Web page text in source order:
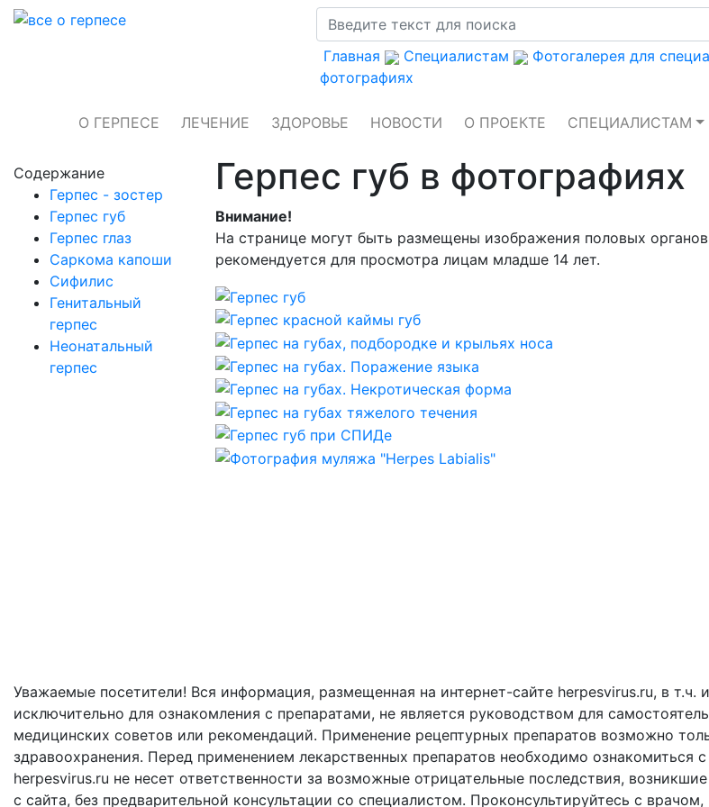
Главная Специалистам Фотогалерея для
фотографиях
О ГЕРПЕСЕ ЛЕЧЕНИЕ ЗДОРОВЬЕ НОВОСТИ О ПРОЕКТЕ СПЕЦИАЛИСТАМ
Герпес губ в фотографиях
Внимание!
На странице могут быть размещены изображения половых
рекомендуется для просмотра лицам младше 14 лет.
Содержание
Герпес - зостер
Герпес губ
Герпес глаз
Саркома капоши
Сифилис
Генитальный
герпес
Неонатальный
герпес
Уважаемые посетители! Вся информация, размещенная на интернет-сайте herpesvirus.ru, в т.ч.
исключительно для ознакомления с препаратами, не является руководством для
медицинских советов или рекомендаций. Применение рецептурных препаратов возможно
здравоохранения. Перед применением лекарственных препаратов необходимо ознакомиться
herpesvirus.ru не несет ответственности за возможные отрицательные последствия,
с сайта, без предварительной консультации со специалистом. Проконсультируйтесь с